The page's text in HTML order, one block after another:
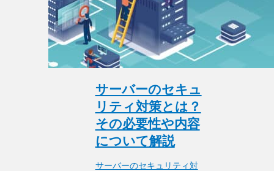
サーバーのセキュ
リティ対策とは？
その必要性や内容
について解説
サーバーのセキュリティ対